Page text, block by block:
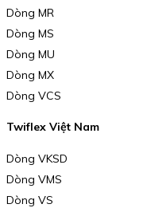
Dòng MR
Dòng MS
Dòng MU
Dòng MX
Dòng VCS
Twiflex Việt Nam
Dòng VKSD
Dòng VMS
Dòng VS